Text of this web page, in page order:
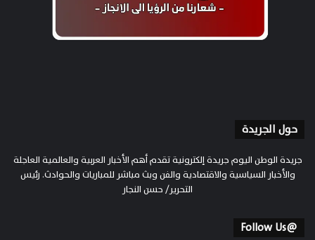
حول الجريدة
جريدة الوطن اليوم جريدة إلكترونية تقدم أهم الأخبار العربية والعالمية العاجلة
والأخبار السياسية والاقتصادية والفن وبث مباشر للمباريات والحوادث. رئيس
التحرير/ حسن النجار
@Follow Us